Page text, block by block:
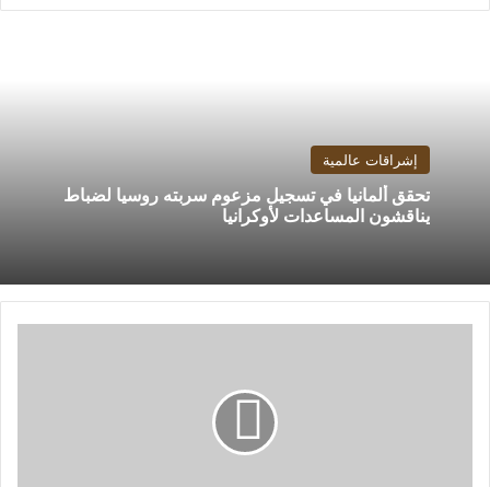
إشراقات عالمية
تحقق ألمانيا في تسجيل مزعوم سربته روسيا لضباط
يناقشون المساعدات لأوكرانيا